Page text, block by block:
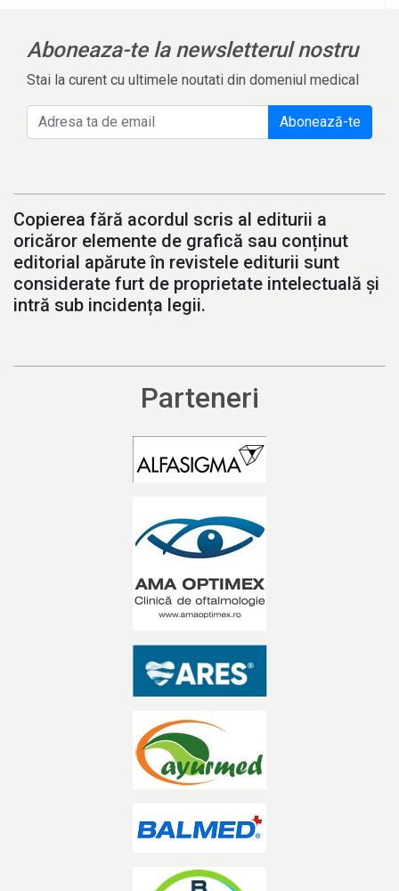
Aboneaza-te la newsletterul nostru
Stai la curent cu ultimele noutati din domeniul medical
Abonează-te
Copierea fără acordul scris al editurii a
oricăror elemente de grafică sau conținut
editorial apărute în revistele editurii sunt
considerate furt de proprietate intelectuală și
intră sub incidența legii.
Parteneri